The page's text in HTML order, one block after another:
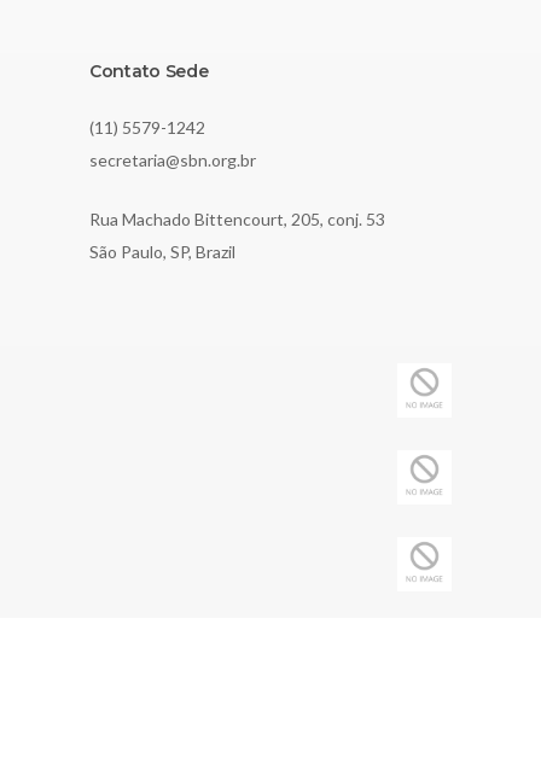
Contato Sede
(11) 5579-1242
secretaria@sbn.org.br
Rua Machado Bittencourt, 205, conj. 53
São Paulo, SP, Brazil